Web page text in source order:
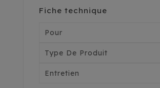
Fiche technique
Pour
Type De Produit
Entretien